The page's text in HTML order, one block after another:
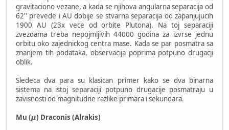
gravitaciono vezane, a kada se njihova angularna separacija od
62'' prevede i AU dobije se stvarna separacija od zapanjujucih
1900 AU (23x vece od orbite Plutona). Na toj separaciji
zvezdama treba nepojmljivih 44000 godina za izvrse jednu
orbitu oko zajednickog centra mase. Kada se par posmatra sa
znanjem tih podataka, observacija poprima potpuno drugacji
oblik.
Sledeca dva para su klasican primer kako se dva binarna
sistema na istoj separaciji potpuno drugacije posmatraju u
zavisnosti od magnitudne razlike primara i sekundara.
Mu (𝞵) Draconis (Alrakis)